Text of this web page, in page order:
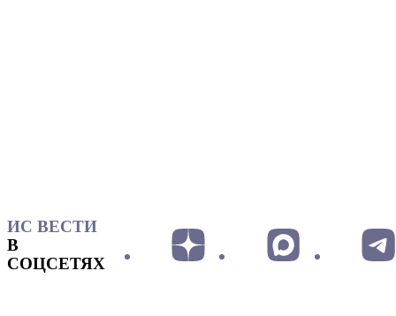
ИС ВЕСТИ
В
СОЦСЕТЯХ